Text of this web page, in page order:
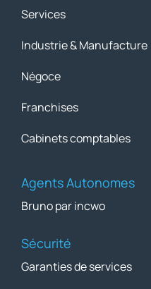
Services
Industrie & Manufacture
Négoce
Franchises
Cabinets comptables
Agents Autonomes
Bruno par incwo
Sécurité
Garanties de services